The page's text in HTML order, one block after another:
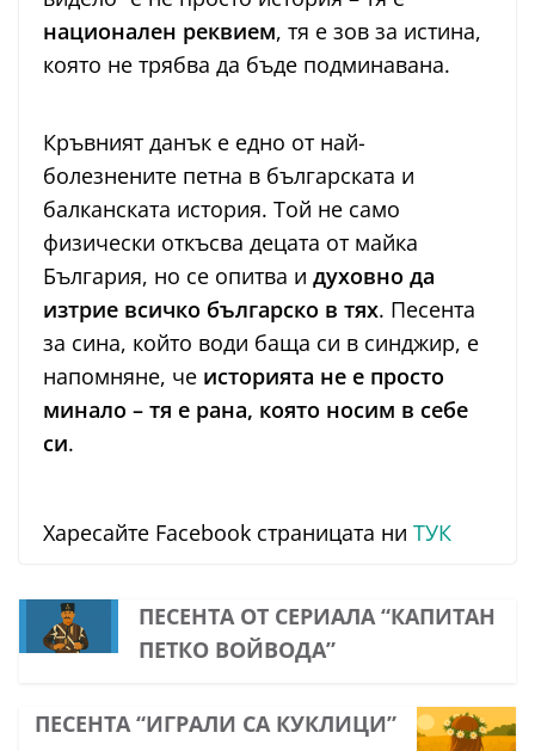
национален реквием, тя е зов за истина,
която не трябва да бъде подминавана.
Кръвният данък е едно от най-
болезнените петна в българската и
балканската история. Той не само
физически откъсва децата от майка
България, но се опитва и духовно да
изтрие всичко българско в тях. Песента
за сина, който води баща си в синджир, е
напомняне, че историята не е просто
минало – тя е рана, която носим в себе
си.
Харесайте Facebook страницата ни ТУК
ПЕСЕНТА ОТ СЕРИАЛА “КАПИТАН
ПЕТКО ВОЙВОДА”
ПЕСЕНТА “ИГРАЛИ СА КУКЛИЦИ”